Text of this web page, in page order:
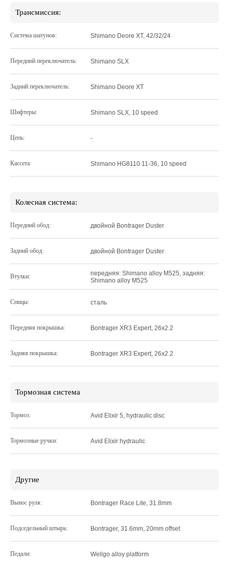
Трансмиссия:
Система шатунов: Shimano Deore XT, 42/32/24
Передний переключатель: Shimano SLX
Задний переключатель: Shimano Deore XT
Шифтеры: Shimano SLX, 10 speed
Цепь: -
Кассета: Shimano HG8110 11-36, 10 speed
Колесная система:
Передний обод: двойной Bontrager Duster
Задний обод: двойной Bontrager Duster
Втулки:
передняя: Shimano alloy M525, задняя:
Shimano alloy M525
Спицы: сталь
Передняя покрышка: Bontrager XR3 Expert, 26x2.2
Задняя покрышка: Bontrager XR3 Expert, 26x2.2
Тормозная система
Тормоз: Avid Elixir 5, hydraulic disc
Тормозные ручки: Avid Elixir hydraulic
Другие
Вынос руля: Bontrager Race Lite, 31.8mm
Подседельный штырь: Bontrager, 31.6mm, 20mm offset
Педали: Wellgo alloy platform